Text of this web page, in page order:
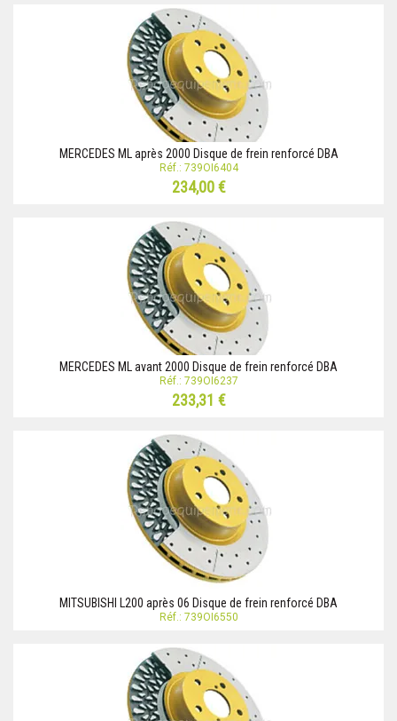
MERCEDES ML après 2000 Disque de frein renforcé DBA
Réf.: 739OI6404
234,00 €
MERCEDES ML avant 2000 Disque de frein renforcé DBA
Réf.: 739OI6237
233,31 €
MITSUBISHI L200 après 06 Disque de frein renforcé DBA
Réf.: 739OI6550